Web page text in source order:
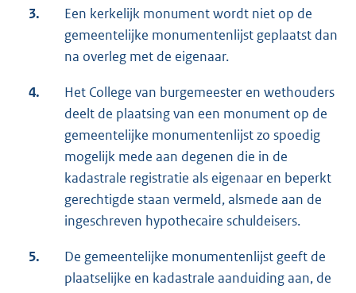
3.
Een kerkelijk monument wordt niet op de
gemeentelijke monumentenlijst geplaatst dan
na overleg met de eigenaar.
4.
Het College van burgemeester en wethouders
deelt de plaatsing van een monument op de
gemeentelijke monumentenlijst zo spoedig
mogelijk mede aan degenen die in de
kadastrale registratie als eigenaar en beperkt
gerechtigde staan vermeld, alsmede aan de
ingeschreven hypothecaire schuldeisers.
5.
De gemeentelijke monumentenlijst geeft de
plaatselijke en kadastrale aanduiding aan, de